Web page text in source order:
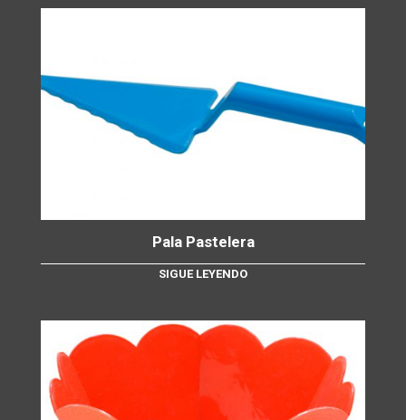
Pala Pastelera
SIGUE LEYENDO